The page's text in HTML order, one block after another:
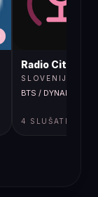
Radio City
SLOVENIJA
BTS / DYNAMITE
4 SLUŠATELJA